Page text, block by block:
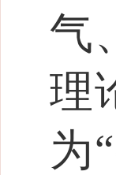
气
理
为